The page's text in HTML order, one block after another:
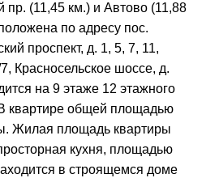
пр. (11,45 км.) и Автово (11,88
по адресу пос.
проспект, д. 1, 5, 7, 11,
Красносельское шоссе, д.
на 9 этаже 12 этажного
квартире общей площадью
Жилая площадь квартиры
кухня, площадью
в строящемся доме